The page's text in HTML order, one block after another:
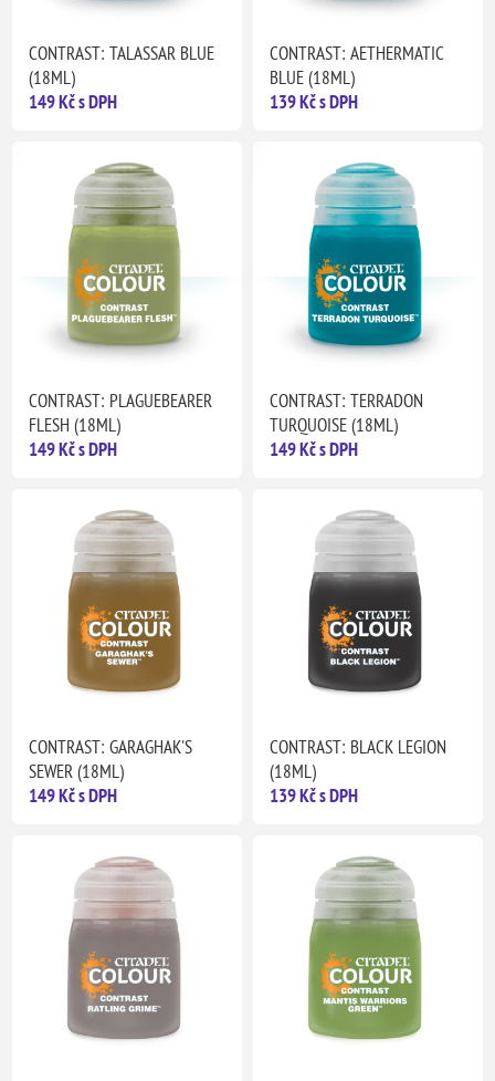
CONTRAST: TALASSAR BLUE
(18ML)
149 Kč s DPH
CONTRAST: AETHERMATIC
BLUE (18ML)
139 Kč s DPH
CONTRAST: PLAGUEBEARER
FLESH (18ML)
149 Kč s DPH
CONTRAST: TERRADON
TURQUOISE (18ML)
149 Kč s DPH
CONTRAST: GARAGHAK'S
SEWER (18ML)
149 Kč s DPH
CONTRAST: BLACK LEGION
(18ML)
139 Kč s DPH